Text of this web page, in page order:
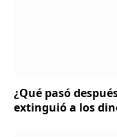
¿Qué pasó
extinguió a los